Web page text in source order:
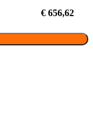
€ 656,62